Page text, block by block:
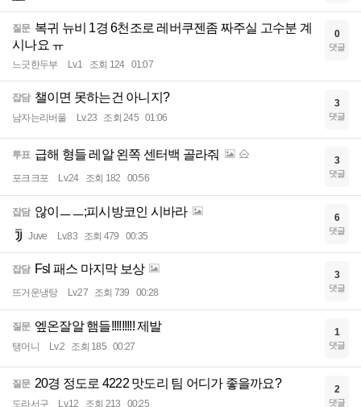
질문 복귀 뉴비 1경 6천조로 레버쿠젠좀 짜주실 고수분 계
시나요 ㅠ
느긋한두부 Lv.1 조회 124 01:07
0
댓글
잡담 챌이면 못하는건 아니지?
남자는리버풀 Lv.23 조회 245 01:06
3
댓글
투표 급해 형들 레알 왼쪽 센터백 골라줘
포크크포 Lv.24 조회 182 00:56
3
댓글
잡담 않이ㅡㅡ;피시방코인 시바라
Juve Lv.83 조회 479 00:35
6
댓글
잡담 Fsl 패스 마지막 보상
뜨거운냉탕 Lv.27 조회 739 00:28
3
댓글
질문 엪온잘알 햄들!!!!!!!!! 제발
탱머니 Lv.2 조회 185 00:27
1
댓글
질문 20경 정도로 4222 맛도리 팀 어디가 좋을까요?
도라서구 Lv.12 조회 213 00:25
2
댓글